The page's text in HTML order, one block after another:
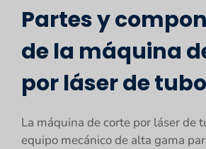
Partes y
de la máquina
por láser de
La máquina de corte por láser de
equipo mecánico de alta gama